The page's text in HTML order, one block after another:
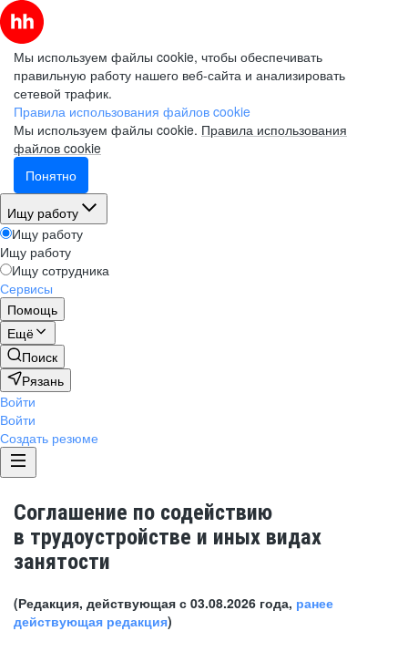
Мы используем файлы cookie, чтобы обеспечивать
правильную работу нашего веб-сайта и анализировать
сетевой трафик.
Правила использования файлов cookie
Мы используем файлы cookie. Правила использования
файлов cookie
Понятно
Ищу работу
Ищу работу
Ищу работу
Ищу сотрудника
Сервисы
Помощь
Ещё
Поиск
Рязань
Войти
Войти
Создать резюме
Соглашение по содействию
в трудоустройстве и иных видах
занятости
(Редакция, действующая с 03.08.2026 года, ранее
действующая редакция)